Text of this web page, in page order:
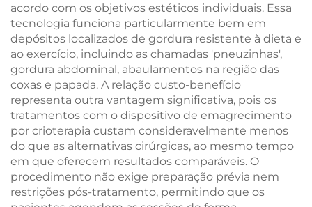
acordo com os objetivos estéticos individuais. Essa
tecnologia funciona particularmente bem em
depósitos localizados de gordura resistente à dieta e
ao exercício, incluindo as chamadas 'pneuzinhas',
gordura abdominal, abaulamentos na região das
coxas e papada. A relação custo-benefício
representa outra vantagem significativa, pois os
tratamentos com o dispositivo de emagrecimento
por crioterapia custam consideravelmente menos
do que as alternativas cirúrgicas, ao mesmo tempo
em que oferecem resultados comparáveis. O
procedimento não exige preparação prévia nem
restrições pós-tratamento, permitindo que os